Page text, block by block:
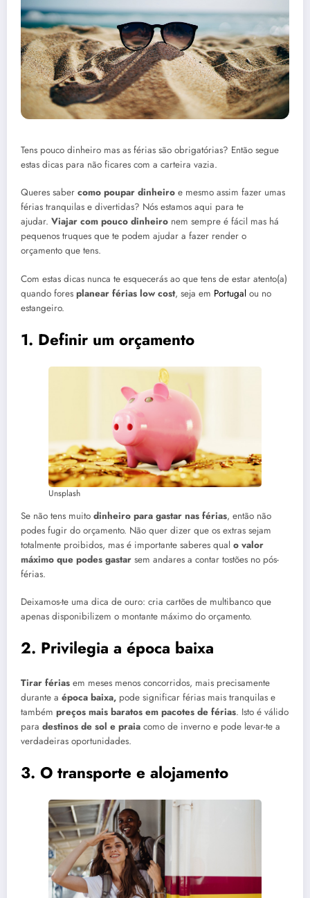
Tens pouco dinheiro mas as férias são obrigatórias? Então segue
estas dicas para não ficares com a carteira vazia.
Queres saber como poupar dinheiro e mesmo assim fazer umas
férias tranquilas e divertidas? Nós estamos aqui para te
ajudar. Viajar com pouco dinheiro nem sempre é fácil mas há
pequenos truques que te podem ajudar a fazer render o
orçamento que tens.
Com estas dicas nunca te esquecerás ao que tens de estar atento(a)
quando fores planear férias low cost, seja em Portugal ou no
estangeiro.
1. Definir um orçamento
Unsplash
Se não tens muito dinheiro para gastar nas férias, então não
podes fugir do orçamento. Não quer dizer que os extras sejam
totalmente proibidos, mas é importante saberes qual o valor
máximo que podes gastar sem andares a contar tostões no pós-
férias.
Deixamos-te uma dica de ouro: cria cartões de multibanco que
apenas disponibilizem o montante máximo do orçamento.
2. Privilegia a época baixa
Tirar férias em meses menos concorridos, mais precisamente
durante a época baixa, pode significar férias mais tranquilas e
também preços mais baratos em pacotes de férias. Isto é válido
para destinos de sol e praia como de inverno e pode levar-te a
verdadeiras oportunidades.
3. O transporte e alojamento